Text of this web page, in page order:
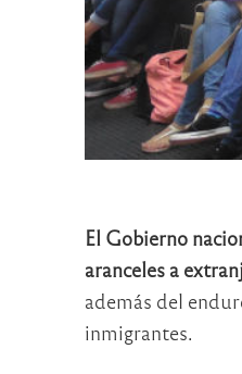
El Gobierno
aranceles a
además del
inmigrantes.